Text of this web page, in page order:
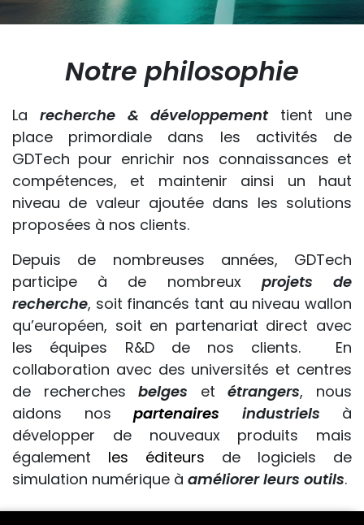
Notre philosophie
La recherche & développementtient une
place primordiale dans les activités de
GDTech pour enrichir nos connaissances et
compétences, et maintenir ainsi un haut
niveau de valeur ajoutée dans les solutions
proposées à nos clients.
Depuis de nombreuses années, GDTech
participe à de nombreux projets de
recherche, soit financés tant au niveau wallon
qu’européen, soit en partenariat direct avec
les équipes R&D de nos clients. En
collaboration avec des universités et centres
de recherchesbelges etétrangers, nous
aidons nos partenaires industriels à
développer de nouveaux produits mais
également les éditeurs de logiciels de
simulation numérique à améliorer leurs outils.